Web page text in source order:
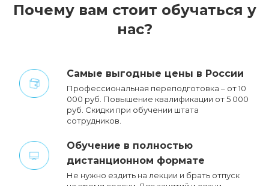
Почему вам стоит обучаться у
нас?
Cамые выгодные цены в России
Профессиональная переподготовка – от 10
000 руб. Повышение квалификации от 5 000
руб. Cкидки при обучении штата
сотрудников.
Обучение в полностью
дистанционном формате
Не нужно ездить на лекции и брать отпуск